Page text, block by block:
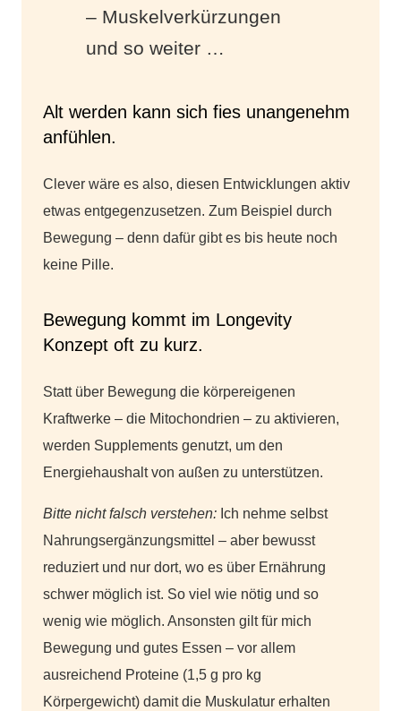
– Muskelverkürzungen
und so weiter …
Alt werden kann sich fies unangenehm
anfühlen.
Clever wäre es also, diesen Entwicklungen aktiv
etwas entgegenzusetzen. Zum Beispiel durch
Bewegung – denn dafür gibt es bis heute noch
keine Pille.
Bewegung kommt im Longevity
Konzept oft zu kurz.
Statt über Bewegung die körpereigenen
Kraftwerke – die Mitochondrien – zu aktivieren,
werden Supplements genutzt, um den
Energiehaushalt von außen zu unterstützen.
Bitte nicht falsch verstehen: Ich nehme selbst
Nahrungsergänzungsmittel – aber bewusst
reduziert und nur dort, wo es über Ernährung
schwer möglich ist. So viel wie nötig und so
wenig wie möglich. Ansonsten gilt für mich
Bewegung und gutes Essen – vor allem
ausreichend Proteine (1,5 g pro kg
Körpergewicht) damit die Muskulatur erhalten